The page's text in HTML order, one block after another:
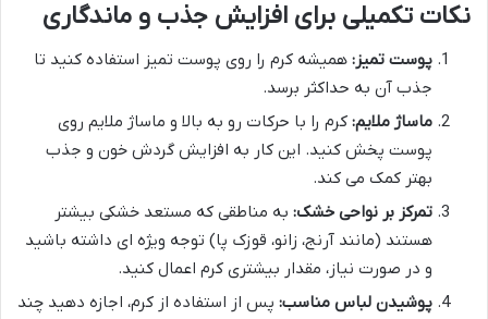
نکات تکمیلی برای افزایش جذب و ماندگاری
پوست تمیز: همیشه کرم را روی پوست تمیز استفاده کنید تا
جذب آن به حداکثر برسد.
ماساژ ملایم: کرم را با حرکات رو به بالا و ماساژ ملایم روی
پوست پخش کنید. این کار به افزایش گردش خون و جذب
بهتر کمک می کند.
تمرکز بر نواحی خشک: به مناطقی که مستعد خشکی بیشتر
هستند (مانند آرنج، زانو، قوزک پا) توجه ویژه ای داشته باشید
و در صورت نیاز، مقدار بیشتری کرم اعمال کنید.
پوشیدن لباس مناسب: پس از استفاده از کرم، اجازه دهید چند